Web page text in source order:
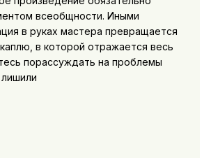
всеобщности. Иными
в руках мастера превращается
в которой отражается весь
порассуждать на проблемы
лишили